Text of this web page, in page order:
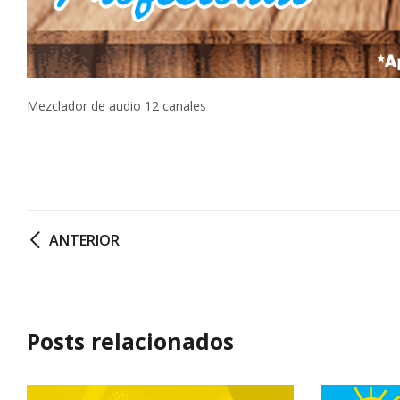
Mezclador de audio 12 canales
ANTERIOR
Posts relacionados